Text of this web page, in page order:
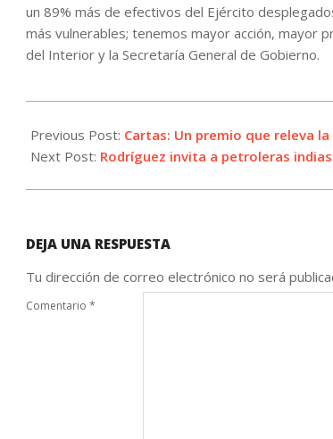
un 89% más de efectivos del Ejército
más vulnerables; tenemos mayor acción, mayor
del Interior y la Secretaría General de Gobierno.
06-
05
Previous Post: Cartas: Un premio que releva
Next Post: Rodríguez invita a petroleras
DEJA UNA RESPUESTA
Tu dirección de correo electrónico no será
Comentario *